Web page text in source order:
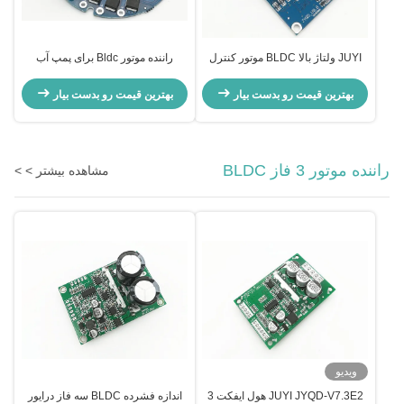
JUYI ولتاژ بالا BLDC موتور کنترل
28mm
بهترین قیمت رو بدست بیار
راننده موتور Bldc برای پمپ آب
سنسور Brushless
بهترین قیمت رو بدست بیار
راننده موتور 3 فاز BLDC مشاهده بیشتر > >
ویدیو
JUYI JYQD-V7.3E2 هول ايفکت 3
اندازه فشرده BLDC سه فاز درایور